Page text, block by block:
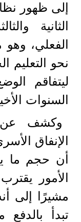
إلى ظهور
الثانية
الفعلي، وهو
نحو
ليتفاقم
السنوات
وكشف عن
الإنفاق
أن حجم ما
مشيرًا إلى
تبدأ